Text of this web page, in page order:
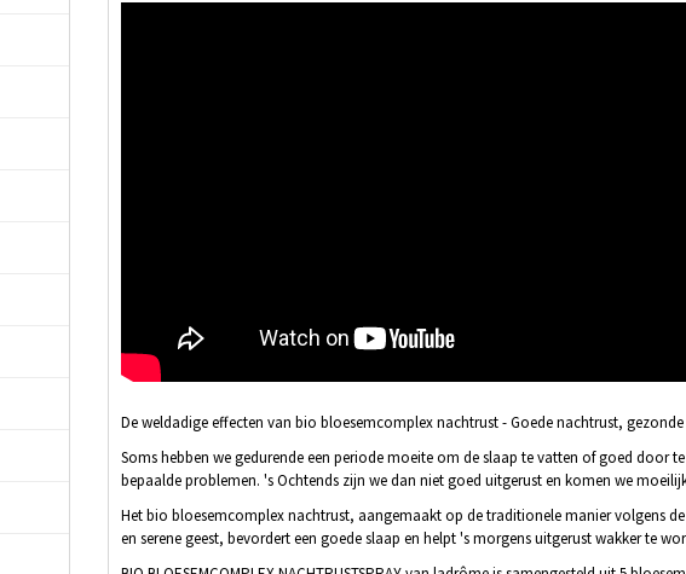
De weldadige effecten van bio bloesemcomplex nachtrust - Goede nachtrust, gezonde
Soms hebben we gedurende een periode moeite om de slaap te vatten of goed door
bepaalde problemen. 's Ochtends zijn we dan niet goed uitgerust en komen we
Het bio bloesemcomplex nachtrust, aangemaakt op de traditionele manier volgens
en serene geest, bevordert een goede slaap en helpt 's morgens uitgerust wakker te